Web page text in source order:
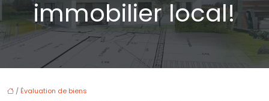
immobilier local!
/ Évaluation de biens